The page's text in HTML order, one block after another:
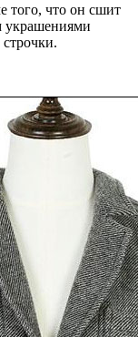
того, что он сшит
украшениями